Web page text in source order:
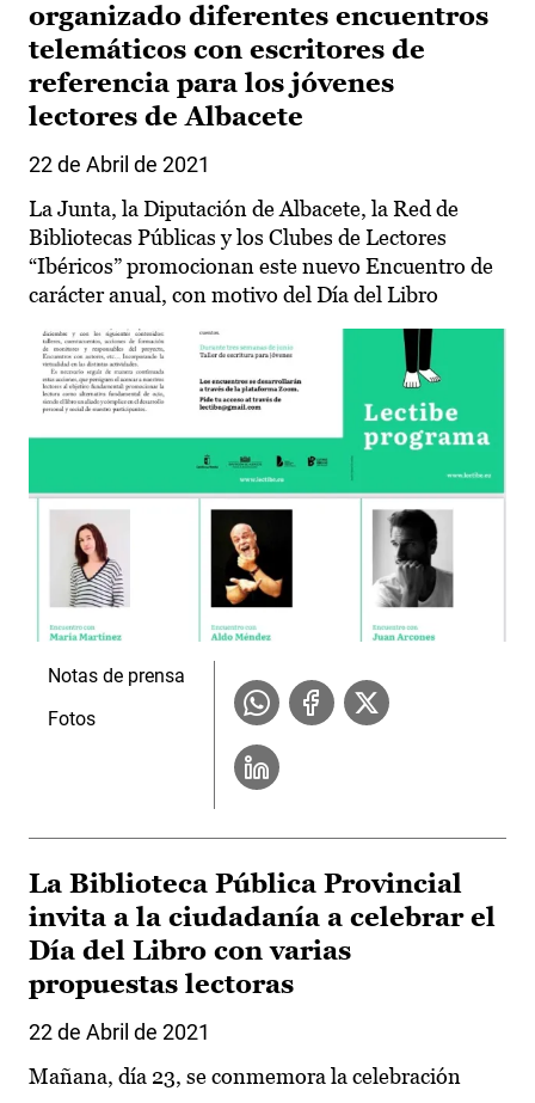
organizado diferentes encuentros
telemáticos con escritores de
referencia para los jóvenes
lectores de Albacete
22 de Abril de 2021
La Junta, la Diputación de Albacete, la Red de
Bibliotecas Públicas y los Clubes de Lectores
“Ibéricos” promocionan este nuevo Encuentro de
carácter anual, con motivo del Día del Libro
Notas de prensa
Fotos
La Biblioteca Pública Provincial
invita a la ciudadanía a celebrar el
Día del Libro con varias
propuestas lectoras
22 de Abril de 2021
Mañana, día 23, se conmemora la celebración